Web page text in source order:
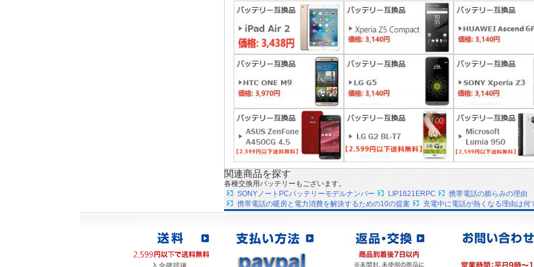
関連商品を探す
各種交換用バッテリーもございます。
SONYノートPCバッテリーモデルナンバー
LIP1621ERPC
携帯電話の膨らみの理由
携帯電話の暖房と電力消費を解決するための10の提案
充電中に電話が熱くなる理由は何